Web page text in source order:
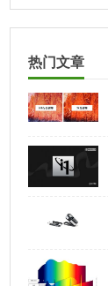
热门文章